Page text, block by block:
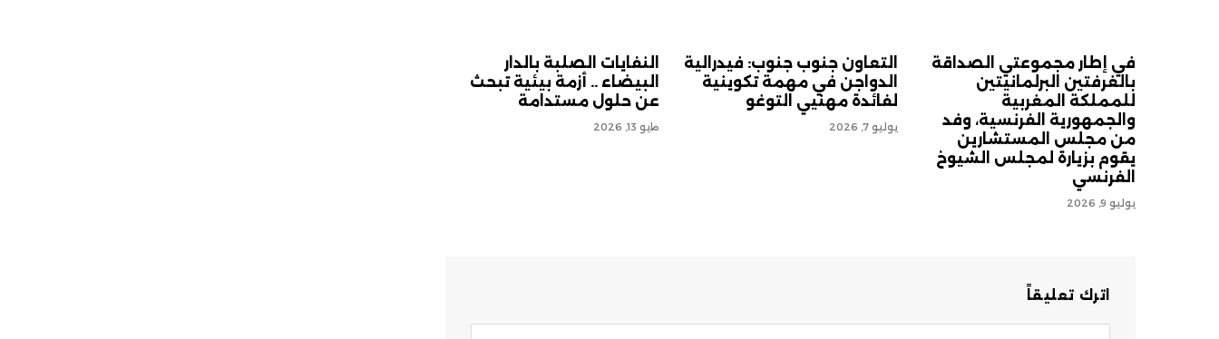
في إطار مجموعتي الصداقة
بالغرفتين البرلمانيتين
للمملكة المغربية
والجمهورية الفرنسية، وفد
من مجلس المستشارين
يقوم بزيارة لمجلس الشيوخ
الفرنسي
يوليو 9, 2026
التعاون جنوب جنوب: فيدرالية
الدواجن في مهمة تكوينية
لفائدة مهنيي التوغو
يوليو 7, 2026
النفايات الصلبة بالدار
البيضاء .. أزمة بيئية تبحث
عن حلول مستدامة
مايو 13, 2026
اترك تعليقاً